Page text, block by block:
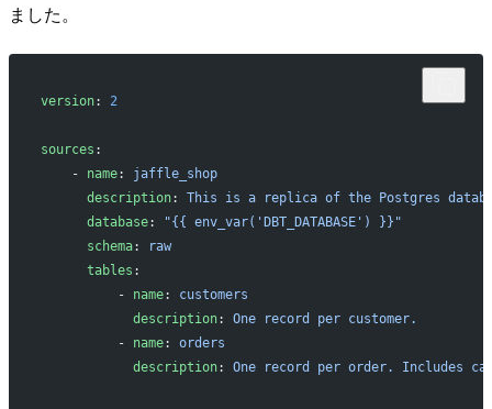
ました。
version: 2
sources :
    -
name: jaffle_shop
      description
: This is a replica of the Postgres
      database
:
"{{ env_var('DBT_DATABASE') }}"
      schema
:
raw
      tables
:
          -
name: customers
            description
: One record per customer.
          -
name: orders
            description
: One record per order. Includes